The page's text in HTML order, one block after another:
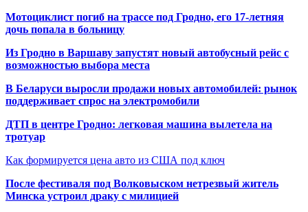
Мотоциклист погиб на трассе под Гродно, его 17-летняя
дочь попала в больницу
Из Гродно в Варшаву запустят новый автобусный рейс с
возможностью выбора места
В Беларуси выросли продажи новых автомобилей: рынок
поддерживает спрос на электромобили
ДТП в центре Гродно: легковая машина вылетела на
тротуар
Как формируется цена авто из США под ключ
После фестиваля под Волковыском нетрезвый житель
Минска устроил драку с милицией